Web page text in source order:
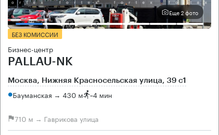
Еще 2 фото
БЕЗ КОМИССИИ
Бизнес-центр
PALLAU-NK
Москва, Нижняя Красносельская улица, 39 с1
Бауманская → 430 м ~4 мин
710 м → Гаврикова улица